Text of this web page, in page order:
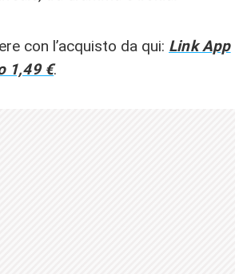
con l’acquisto da qui: Link App
1,49 €.